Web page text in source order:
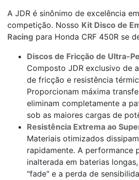
A JDR é sinônimo de excelência
competição. Nosso Kit Disco de
Racing para Honda CRF 450R se
Discos de Fricção de Ultra-
Composto JDR exclusivo de
de fricção e resistência
Proporcionam máxima
eliminam completamente a
sob as maiores cargas de
Resistência Extrema ao
Materiais otimizados
rapidamente. A performance
inalterada em baterias
"fade" e a perda de